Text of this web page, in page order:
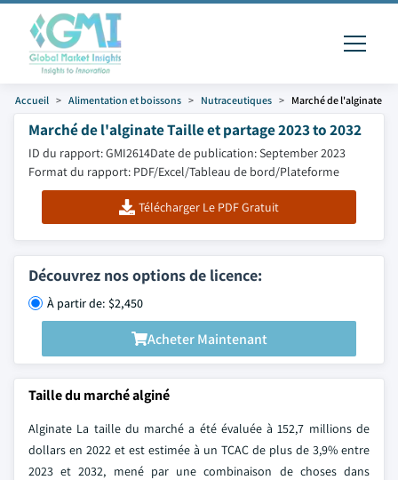
Accueil Alimentation et boissons Nutraceutiques Marché de l'alginate
Marché de l'alginate Taille et partage 2023 to 2032
ID du rapport: GMI2614Date de publication: September 2023
Format du rapport: PDF/Excel/Tableau de bord/Plateforme
Télécharger Le PDF Gratuit
Découvrez nos options de licence:
À partir de: $2,450
Acheter Maintenant
Taille du marché alginé
Alginate La taille du marché a été évaluée à 152,7 millions de
dollars en 2022 et est estimée à un TCAC de plus de 3,9% entre
2023 et 2032, mené par une combinaison de choses dans